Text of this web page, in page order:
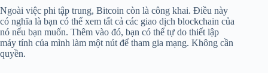
Ngoài việc phi tập trung, Bitcoin còn là công khai. Điều này
có nghĩa là bạn có thể xem tất cả các giao dịch blockchain của
nó nếu bạn muốn. Thêm vào đó, bạn có thể tự do thiết lập
máy tính của mình làm một nút để tham gia mạng. Không cần
quyền.